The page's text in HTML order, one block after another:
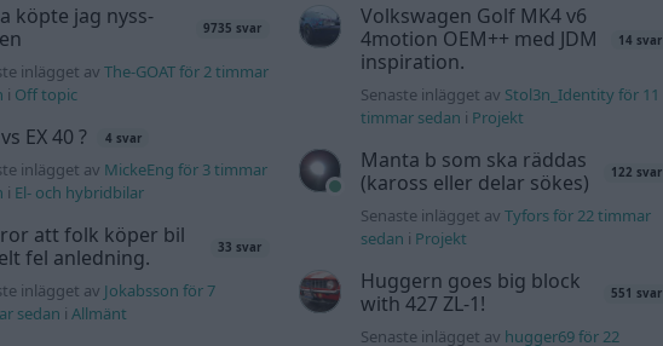
köpte jag nyss-
9735 svar
inlägget avThe-GOAT för 2 timmar
i Off topic
EX 40 ? 4 svar
inlägget av MickeEng för 3 timmar
i El- och hybridbilar
att folk köper bil
fel anledning.
33 svar
inlägget av Jokabsson för 7
sedan iAllmänt
Volkswagen Golf MK4 v6
4motion OEM++ med JDM
inspiration.
14 svar
Senaste inlägget av Stol3n_Identity för 11
timmar sedan i Projekt
Manta b som ska räddas
(kaross eller delar sökes)
122 svar
Senaste inlägget av Tyfors för 22 timmar
sedan i Projekt
Huggern goes big block
with 427 ZL-1!
551 svar
Senaste inlägget av hugger69 för 22